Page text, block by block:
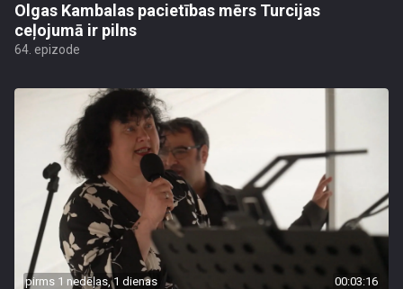
Olgas Kambalas pacietības mērs Turcijas
ceļojumā ir pilns
64. epizode
pirms 1 nedēļas, 1 dienas 00:03:16